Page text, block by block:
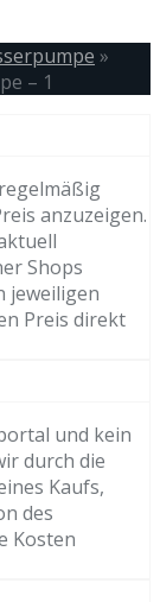
»
– 1
anzuzeigen.
Shops
jeweiligen
Preis direkt
und kein
durch die
Kaufs,
des
Kosten